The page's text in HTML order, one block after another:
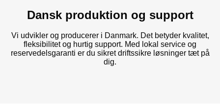
Dansk produktion og support
Vi udvikler og producerer i Danmark. Det betyder kvalitet,
fleksibilitet og hurtig support. Med lokal service og
reservedelsgaranti er du sikret driftssikre løsninger tæt på
dig.